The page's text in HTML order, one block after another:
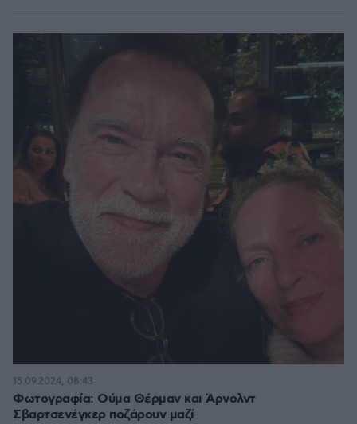
Φωτογραφία: Ούμα Θέρμαν και Άρνολντ
Σβαρτσενέγκερ ποζάρουν μαζί
15.09.2024, 08:43